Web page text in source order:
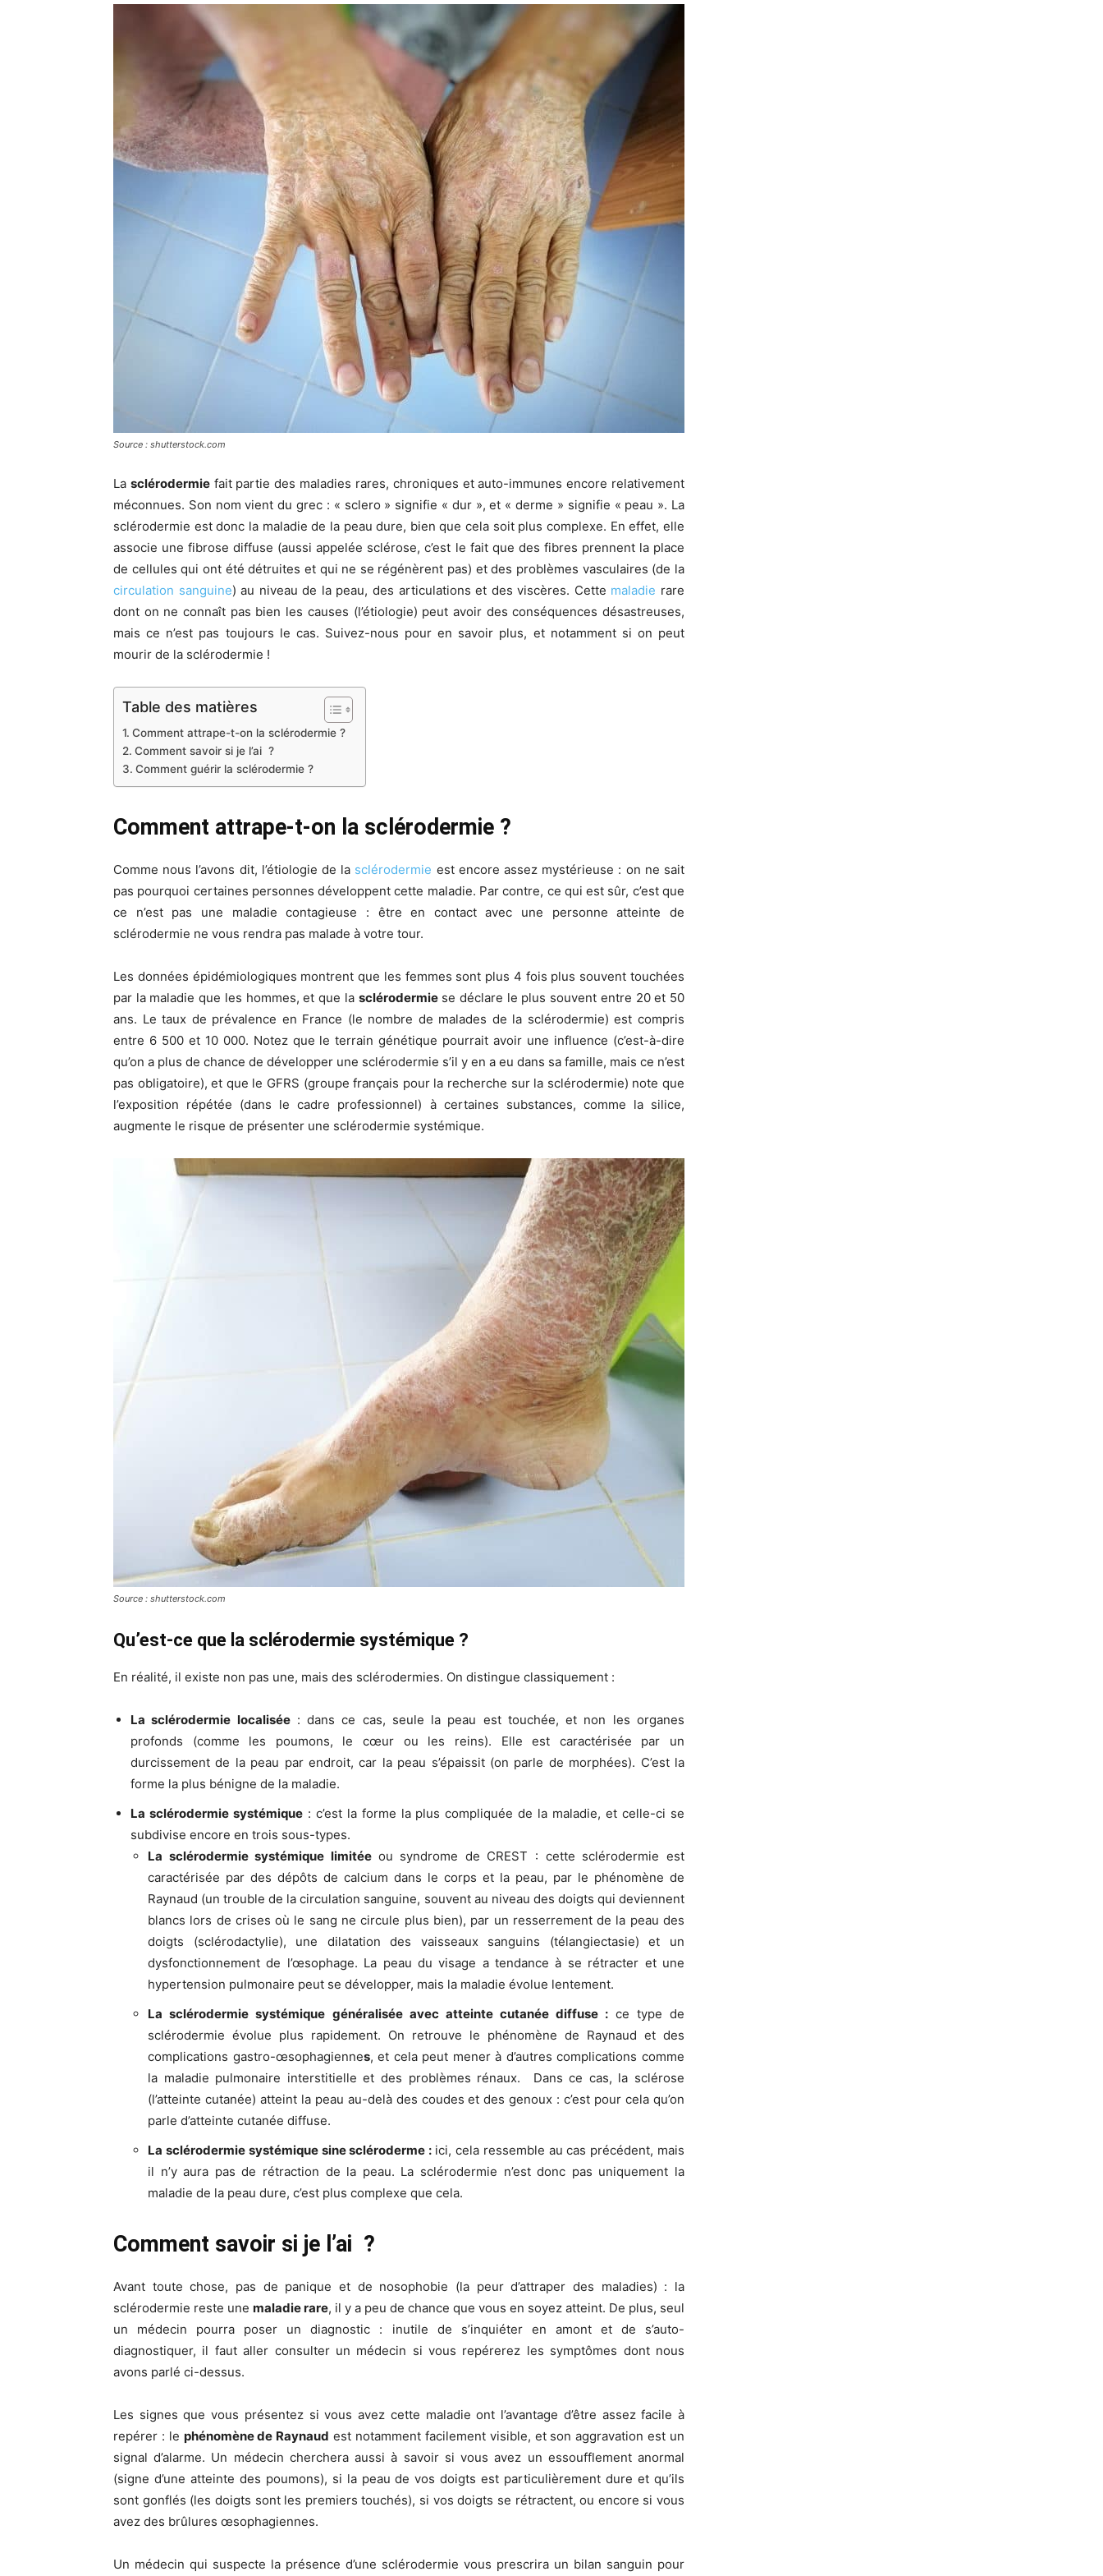
Source : shutterstock.com
La sclérodermiefait partie des maladies rares, chroniques et auto-immunes encore relativement
méconnues. Son nom vient du grec : « sclero » signifie « dur », et « derme » signifie « peau ». La
sclérodermie est donc la maladie de la peau dure, bien que cela soit plus complexe. En effet, elle
associe une fibrose diffuse (aussi appelée sclérose, c’est le fait que des fibres prennent la place
de cellules qui ont été détruites et qui ne se régénèrent pas) et des problèmes vasculaires (de la
circulation sanguine) au niveau de la peau, des articulations et des viscères. Cette maladie rare
dont on ne connaît pas bien les causes (l’étiologie) peut avoir des conséquences désastreuses,
mais ce n’est pas toujours le cas. Suivez-nous pour en savoir plus, et notamment si on peut
mourir de la sclérodermie !
Table des matières
Comment attrape-t-on la sclérodermie ?
Comment savoir si je l’ai ?
Comment guérir la sclérodermie ?
Comment attrape-t-on la sclérodermie ?
Comme nous l’avons dit, l’étiologie de la sclérodermie est encore assez mystérieuse : on ne sait
pas pourquoi certaines personnes développent cette maladie. Par contre, ce qui est sûr, c’est que
ce n’est pas une maladie contagieuse : être en contact avec une personne atteinte de
sclérodermie ne vous rendra pas malade à votre tour.
Les données épidémiologiques montrent que les femmes sont plus 4 fois plus souvent touchées
par la maladie que les hommes, et que la sclérodermiese déclare le plus souvent entre 20 et 50
ans. Le taux de prévalence en France (le nombre de malades de la sclérodermie) est compris
entre 6 500 et 10 000. Notez que le terrain génétique pourrait avoir une influence (c’est-à-dire
qu’on a plus de chance de développer une sclérodermie s’il y en a eu dans sa famille, mais ce n’est
pas obligatoire), et que le GFRS (groupe français pour la recherche sur la sclérodermie) note que
l’exposition répétée (dans le cadre professionnel) à certaines substances, comme la silice,
augmente le risque de présenter une sclérodermie systémique.
Source : shutterstock.com
Qu’est-ce que la sclérodermie systémique ?
En réalité, il existe non pas une, mais des sclérodermies. On distingue classiquement :
La sclérodermie localisée: dans ce cas, seule la peau est touchée, et non les organes
profonds (comme les poumons, le cœur ou les reins). Elle est caractérisée par un
durcissement de la peau par endroit, car la peau s’épaissit (on parle de morphées). C’est la
forme la plus bénigne de la maladie.
La sclérodermie systémique: c’est la forme la plus compliquée de la maladie, et celle-ci se
subdivise encore en trois sous-types.
La sclérodermie systémique limitée ou syndrome de CREST : cette sclérodermie est
caractérisée par des dépôts de calcium dans le corps et la peau, par le phénomène de
Raynaud (un trouble de la circulation sanguine, souvent au niveau des doigts qui deviennent
blancs lors de crises où le sang ne circule plus bien), par un resserrement de la peau des
doigts (sclérodactylie), une dilatation des vaisseaux sanguins (télangiectasie) et un
dysfonctionnement de l’œsophage. La peau du visage a tendance à se rétracter et une
hypertension pulmonaire peut se développer, mais la maladie évolue lentement.
La sclérodermie systémique généralisée avec atteinte cutanée diffuse : ce type de
sclérodermie évolue plus rapidement. On retrouve le phénomène de Raynaud et des
complications gastro-œsophagiennes, et cela peut mener à d’autres complications comme
la maladie pulmonaire interstitielle et des problèmes rénaux. Dans ce cas, la sclérose
(l’atteinte cutanée) atteint la peau au-delà des coudes et des genoux : c’est pour cela qu’on
parle d’atteinte cutanée diffuse.
La sclérodermie systémique sine scléroderme : ici, cela ressemble au cas précédent, mais
il n’y aura pas de rétraction de la peau. La sclérodermie n’est donc pas uniquement la
maladie de la peau dure, c’est plus complexe que cela.
Comment savoir si je l’ai ?
Avant toute chose, pas de panique et de nosophobie (la peur d’attraper des maladies) : la
sclérodermie reste une maladie rare, il y a peu de chance que vous en soyez atteint. De plus, seul
un médecin pourra poser un diagnostic : inutile de s’inquiéter en amont et de s’auto-
diagnostiquer, il faut aller consulter un médecin si vous repérerez les symptômes dont nous
avons parlé ci-dessus.
Les signes que vous présentez si vous avez cette maladie ont l’avantage d’être assez facile à
repérer : le phénomène de Raynaud est notamment facilement visible, et son aggravation est un
signal d’alarme. Un médecin cherchera aussi à savoir si vous avez un essoufflement anormal
(signe d’une atteinte des poumons), si la peau de vos doigts est particulièrement dure et qu’ils
sont gonflés (les doigts sont les premiers touchés), si vos doigts se rétractent, ou encore si vous
avez des brûlures œsophagiennes.
Un médecin qui suspecte la présence d’une sclérodermie vous prescrira un bilan sanguin pour